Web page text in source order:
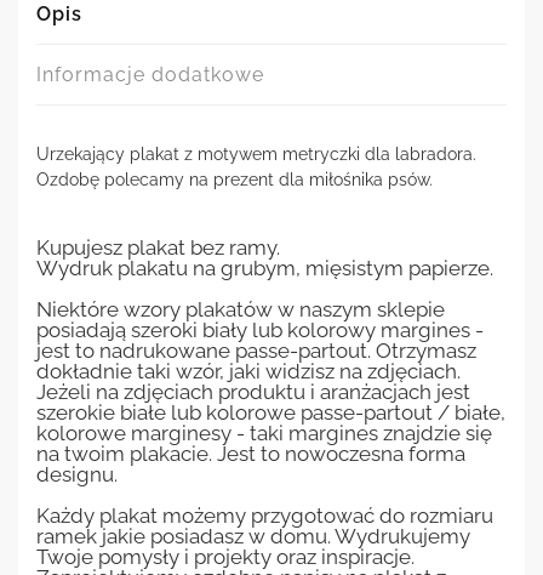
Opis
Informacje dodatkowe
Urzekający plakat z motywem metryczki dla labradora.
Ozdobę polecamy na prezent dla miłośnika psów.
Kupujesz plakat bez ramy.
Wydruk plakatu na grubym, mięsistym papierze.
Niektóre wzory plakatów w naszym sklepie
posiadają szeroki biały lub kolorowy margines -
jest to nadrukowane passe-partout. Otrzymasz
dokładnie taki wzór, jaki widzisz na zdjęciach.
Jeżeli na zdjęciach produktu i aranżacjach jest
szerokie białe lub kolorowe passe-partout / białe,
kolorowe marginesy - taki margines znajdzie się
na twoim plakacie. Jest to nowoczesna forma
designu.
Każdy plakat możemy przygotować do rozmiaru
ramek jakie posiadasz w domu. Wydrukujemy
Twoje pomysły i projekty oraz inspiracje.